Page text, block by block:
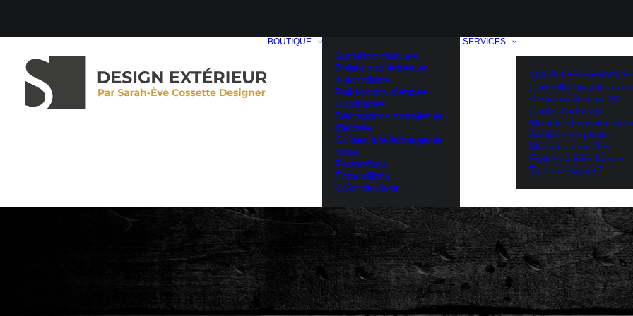
BOUTIQUE
Numéros civiques
Boîtes aux lettres et
Autocollants
Paillassons d’entrée
Luminaires
Décorations murales et
d’entrée
Guides à télécharger et
livres
Promotions
Échantillons
Art de vivre
SERVICES
TOUS LES
Consultation par
Design extérieur 3D
Choix d’adresse –
Modèle et
Analyse de photo
Maisons modèles
Guides à télécharger
Tu es designer?